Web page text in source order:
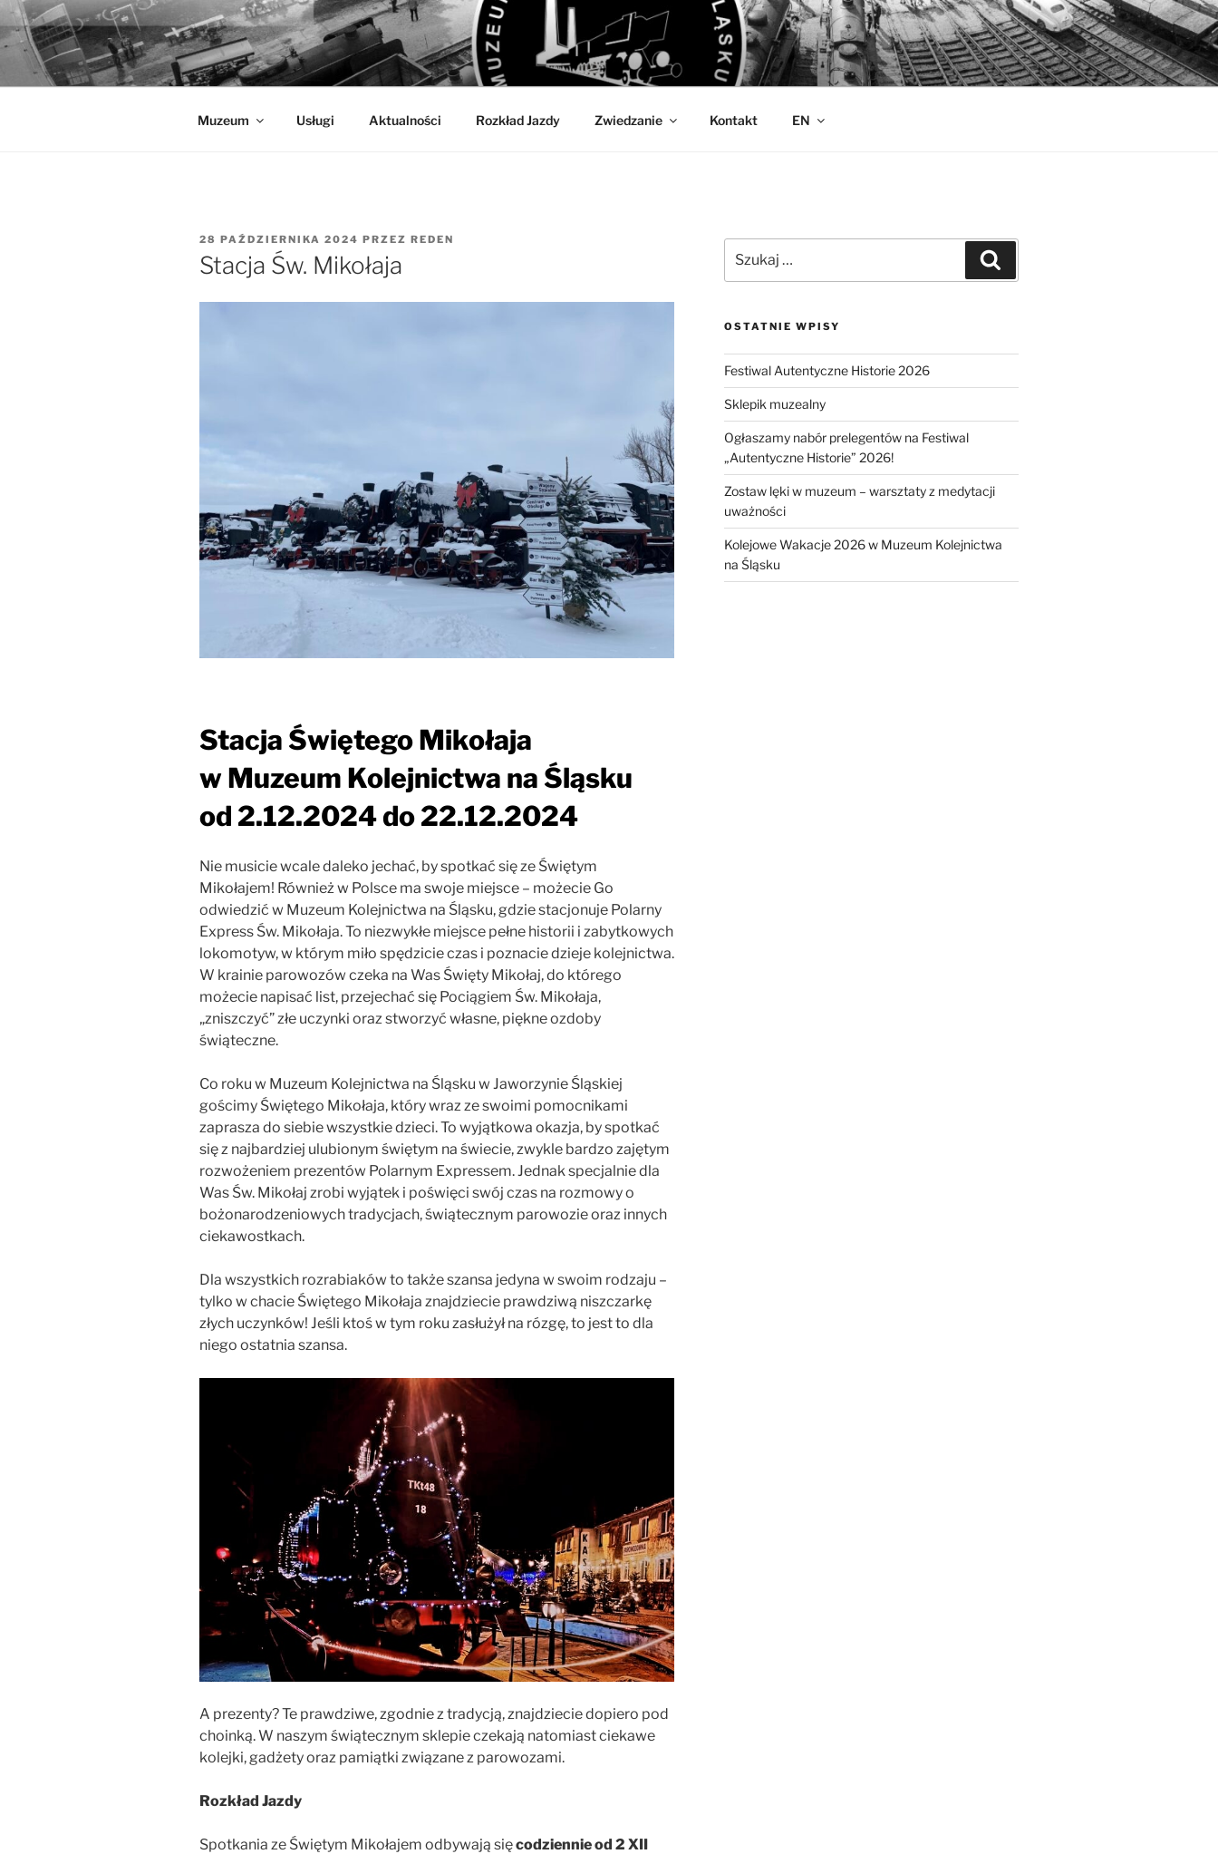
Przejdź
do
treści
MUZEUM KOLEJNICTWA
Muzeum Kolejnictwa na Śląsku w Jaworzynie Śląskiej
Muzeum Usługi Aktualności Rozkład Jazdy Zwiedzanie Kontakt EN
OPUBLIKOWANE
W
28 PAŹDZIERNIKA 2024 PRZEZ REDEN
Stacja Św. Mikołaja
Stacja Świętego Mikołaja
w Muzeum Kolejnictwa na Śląsku
od 2.12.2024 do 22.12.2024
Nie musicie wcale daleko jechać, by spotkać się ze Świętym
Mikołajem! Również w Polsce ma swoje miejsce – możecie Go
odwiedzić w Muzeum Kolejnictwa na Śląsku, gdzie stacjonuje Polarny
Express Św. Mikołaja. To niezwykłe miejsce pełne historii i zabytkowych
lokomotyw, w którym miło spędzicie czas i poznacie dzieje kolejnictwa.
W krainie parowozów czeka na Was Święty Mikołaj, do którego
możecie napisać list, przejechać się Pociągiem Św. Mikołaja,
„zniszczyć” złe uczynki oraz stworzyć własne, piękne ozdoby
świąteczne.
Co roku w Muzeum Kolejnictwa na Śląsku w Jaworzynie Śląskiej
gościmy Świętego Mikołaja, który wraz ze swoimi pomocnikami
zaprasza do siebie wszystkie dzieci. To wyjątkowa okazja, by spotkać
się z najbardziej ulubionym świętym na świecie, zwykle bardzo zajętym
rozwożeniem prezentów Polarnym Expressem. Jednak specjalnie dla
Was Św. Mikołaj zrobi wyjątek i poświęci swój czas na rozmowy o
bożonarodzeniowych tradycjach, świątecznym parowozie oraz innych
ciekawostkach.
Dla wszystkich rozrabiaków to także szansa jedyna w swoim rodzaju –
tylko w chacie Świętego Mikołaja znajdziecie prawdziwą niszczarkę
złych uczynków! Jeśli ktoś w tym roku zasłużył na rózgę, to jest to dla
niego ostatnia szansa.
A prezenty? Te prawdziwe, zgodnie z tradycją, znajdziecie dopiero pod
choinką. W naszym świątecznym sklepie czekają natomiast ciekawe
kolejki, gadżety oraz pamiątki związane z parowozami.
Rozkład Jazdy
Spotkania ze Świętym Mikołajem odbywają sięcodziennie od 2 XII
OSTATNIE WPISY
Festiwal Autentyczne Historie 2026
Sklepik muzealny
Ogłaszamy nabór prelegentów na Festiwal
„Autentyczne Historie” 2026!
Zostaw lęki w muzeum – warsztaty z medytacji
uważności
Kolejowe Wakacje 2026 w Muzeum Kolejnictwa
na Śląsku